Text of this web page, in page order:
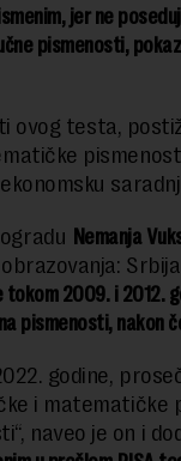
jer ne
pismenosti,
ovog testa,
Nemanja
tokom 2009. i 2012.
pismenosti, nakon
godine,
i matematičke
naveo je on i